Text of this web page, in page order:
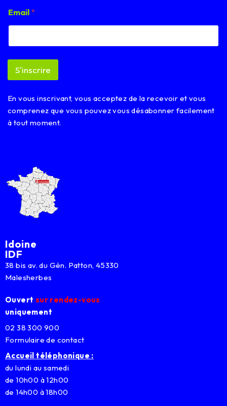
E
m
i
E
a
l
Email *
S'inscrire
En vous inscrivant, vous acceptez de la recevoir et vous
comprenez que vous pouvez vous désabonner facilement
à tout moment.
Idoine
IDF
38 bis av. du Gén. Patton, 45330
Malesherbes
Ouvert sur rendez-vous
uniquement
02 38 300 900
Formulaire de contact
Accueil téléphonique :
du lundi au samedi
de 10h00 à 12h00
de 14h00 à 18h00